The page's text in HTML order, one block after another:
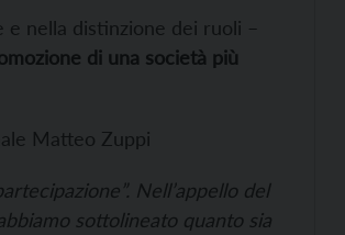
e nella distinzione dei ruoli –
di una società più
Matteo Zuppi
Nell’appello del
sottolineato quanto sia